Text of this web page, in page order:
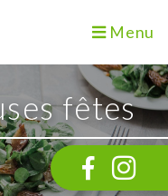
Menu
fêtes